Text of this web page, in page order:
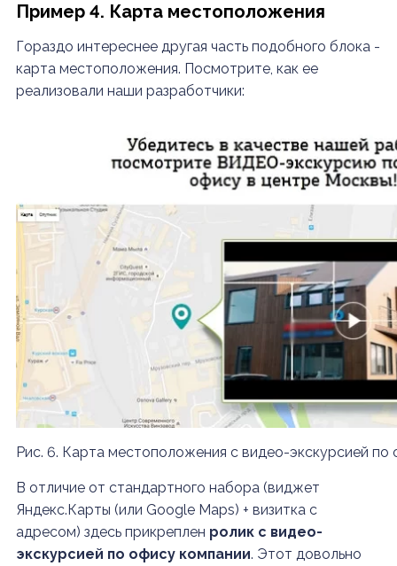
Пример 4. Карта местоположения
Гораздо интереснее другая часть подобного блока -
карта местоположения. Посмотрите, как ее
реализовали наши разработчики:
Рис. 6. Карта местоположения с видео-экскурсией по
В отличие от стандартного набора (виджет
Яндекс.Карты (или Google Maps) + визитка с
адресом) здесь прикреплен ролик с видео-
экскурсией по офису компании. Этот довольно